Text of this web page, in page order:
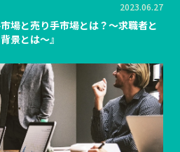
2023.06.27
場と売り手市場とは？～求職者と
景とは～』